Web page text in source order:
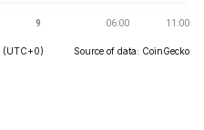
(UTC+0) Source of data: CoinGecko